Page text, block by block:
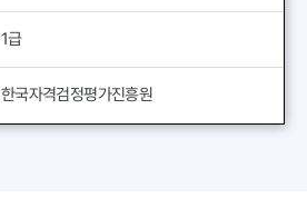
1급
한국자격검정평가진흥원